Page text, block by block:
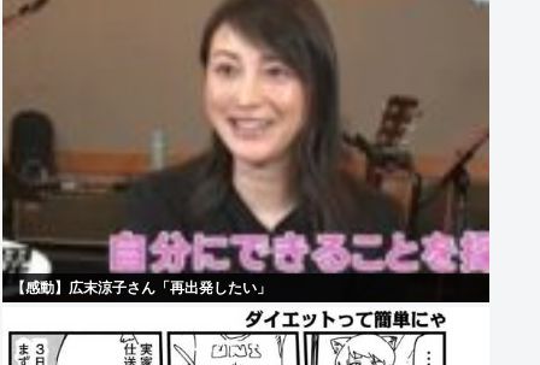
【感動】広末涼子さん「再出発したい」